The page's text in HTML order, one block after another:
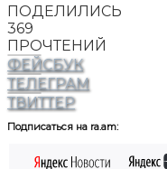
ПОДЕЛИЛИСЬ
369
ПРОЧТЕНИЙ
ФЕЙСБУК
ТЕЛЕГРАМ
ТВИТТЕР
Подписаться на ra.am: